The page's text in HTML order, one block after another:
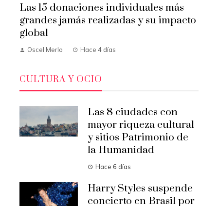
Las 15 donaciones individuales más
grandes jamás realizadas y su impacto
global
Oscel Merlo Hace 4 días
CULTURA Y OCIO
Las 8 ciudades con
mayor riqueza cultural
y sitios Patrimonio de
la Humanidad
Hace 6 días
Harry Styles suspende
concierto en Brasil por